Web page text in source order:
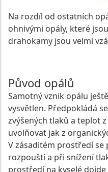
Na rozdíl od ostatních
ohnivými opály, které
drahokamy jsou velmi
Původ opálů
Samotný vznik opálu
vysvětlen. Předpokládá
zvýšených tlaků a teplot
uvolňovat jak z
V zásaditém prostředí se
rozpouští a při snížení
prostředí na kyselé